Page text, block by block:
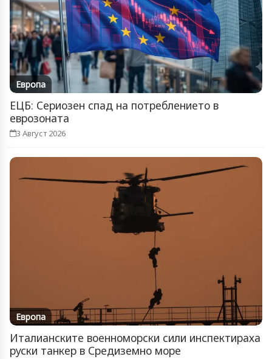
Европа
ЕЦБ: Сериозен спад на потреблението в
еврозоната
3 Август 2026
Европа
Италианските военноморски сили инспектираха
руски танкер в Средиземно море